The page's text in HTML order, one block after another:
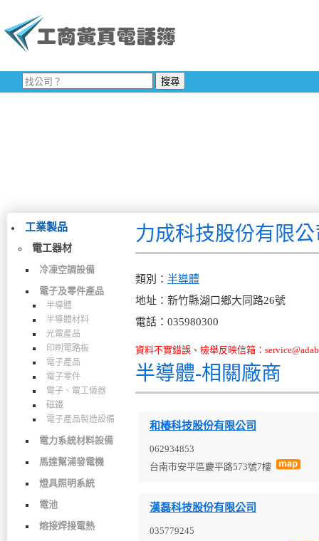
工業製品
電工器材
冷凍空調設備
電子及零件產品
半導體
半導體材料
光電產品
印刷電路板
電子產品
電子零件
電子、電工儀器
磁鐵
電子產品製造設備
電力系統材料設備
馬達幫浦發電機
燈具照明系統
電池
熔接焊接電熱
力成科技股份有限
類別： 半導體
地址：新竹縣湖口鄉大同路26號
電話：035980300
資料不實錯誤、檢舉反映信箱：
半導體-相關廠商
和椿科技股份有限公司
062934853
台南市安平區慶平路573號7樓
漢磊科技股份有限公司
035779245